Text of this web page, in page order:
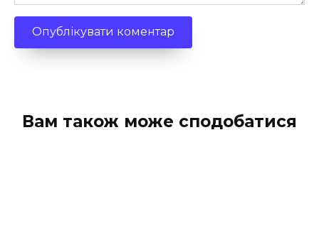
Вам також може сподобатися